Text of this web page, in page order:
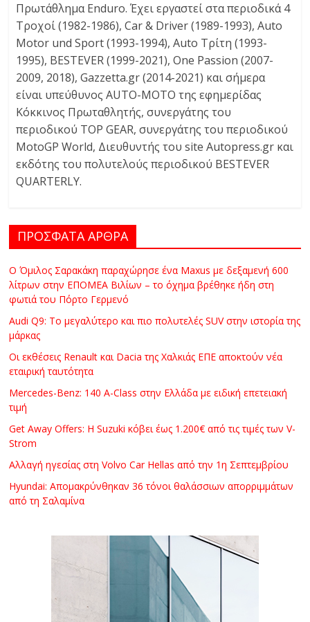
Πρωτάθλημα Enduro. Έχει εργαστεί στα περιοδικά 4
Τροχοί (1982-1986), Car & Driver (1989-1993), Auto
Motor und Sport (1993-1994), Auto Τρίτη (1993-
1995), BESTEVER (1999-2021), One Passion (2007-
2009, 2018), Gazzetta.gr (2014-2021) και σήμερα
είναι υπεύθυνος AUTO-MOTO της εφημερίδας
Κόκκινος Πρωταθλητής, συνεργάτης του
περιοδικού TOP GEAR, συνεργάτης του περιοδικού
MotoGP World, Διευθυντής του site Autopress.gr και
εκδότης τoυ πολυτελούς περιοδικού BESTEVER
QUARTERLY.
ΠΡΟΣΦΑΤΑ ΑΡΘΡΑ
Ο Όμιλος Σαρακάκη παραχώρησε ένα Maxus με δεξαμενή 600
λίτρων στην ΕΠΟΜΕΑ Βιλίων – το όχημα βρέθηκε ήδη στη
φωτιά του Πόρτο Γερμενό
Audi Q9: Το μεγαλύτερο και πιο πολυτελές SUV στην ιστορία της
μάρκας
Οι εκθέσεις Renault και Dacia της Χαλκιάς ΕΠΕ αποκτούν νέα
εταιρική ταυτότητα
Mercedes-Benz: 140 A-Class στην Ελλάδα με ειδική επετειακή
τιμή
Get Away Offers: Η Suzuki κόβει έως 1.200€ από τις τιμές των V-
Strom
Αλλαγή ηγεσίας στη Volvo Car Hellas από την 1η Σεπτεμβρίου
Hyundai: Απομακρύνθηκαν 36 τόνοι θαλάσσιων απορριμμάτων
από τη Σαλαμίνα